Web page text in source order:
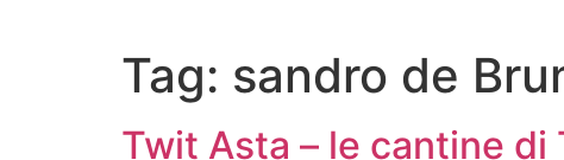
Tag: sandro de
Twit Asta – le cantine